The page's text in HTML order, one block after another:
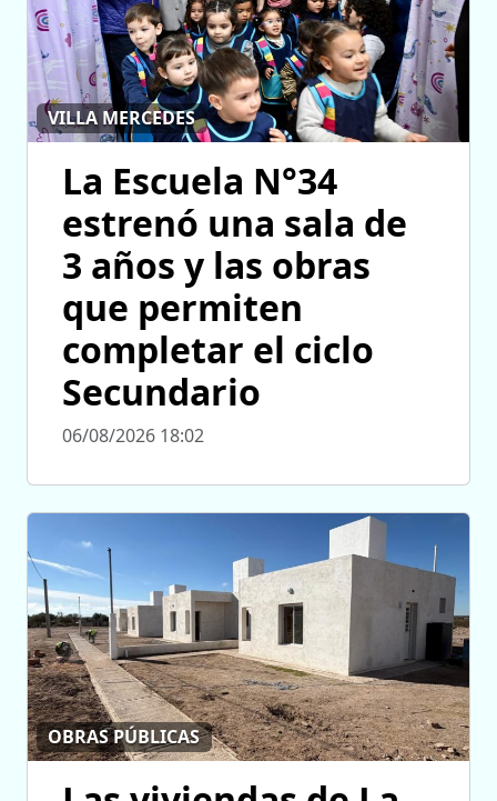
VILLA MERCEDES
La Escuela N°34
estrenó una sala de
3 años y las obras
que permiten
completar el ciclo
Secundario
06/08/2026 18:02
OBRAS PÚBLICAS